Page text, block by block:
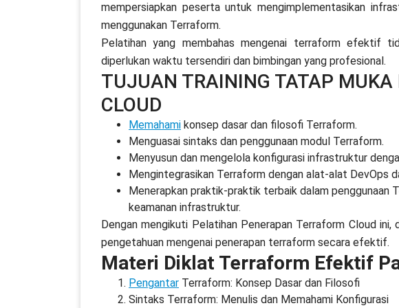
mempersiapkan peserta untuk mengimplementasikan
menggunakan Terraform.
Pelatihan yang membahas mengenai terraform efektif
diperlukan waktu tersendiri dan bimbingan yang profesional.
TUJUAN TRAINING TATAP MUKA
CLOUD
Memahami konsep dasar dan filosofi Terraform.
Menguasai sintaks dan penggunaan modul Terraform.
Menyusun dan mengelola konfigurasi infrastruktur
Mengintegrasikan Terraform dengan alat-alat DevOps
Menerapkan praktik-praktik terbaik dalam penggunaan
keamanan infrastruktur.
Dengan mengikuti Pelatihan Penerapan Terraform Cloud
pengetahuan mengenai penerapan terraform secara efektif.
Materi Diklat Terraform Efektif
Pengantar Terraform: Konsep Dasar dan Filosofi
Sintaks Terraform: Menulis dan Memahami Konfigurasi